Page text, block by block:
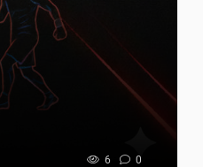
6 0